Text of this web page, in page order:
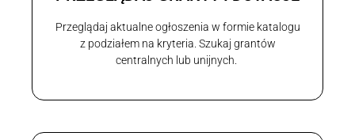
Przeglądaj aktualne ogłoszenia w formie katalogu
z podziałem na kryteria. Szukaj grantów
centralnych lub unijnych.